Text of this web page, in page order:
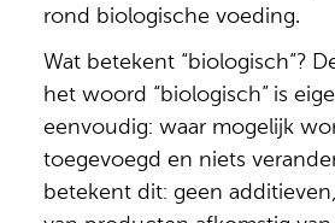
rond biologische voeding.
Wat betekent “biologisch”?
het woord “biologisch” is
eenvoudig: waar mogelijk
toegevoegd en niets
betekent dit: geen